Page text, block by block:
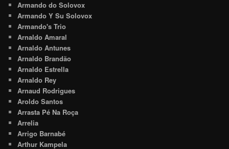
Armando do Solovox
Armando Y Su Solovox
Armando's Trio
Arnaldo Amaral
Arnaldo Antunes
Arnaldo Brandão
Arnaldo Estrella
Arnaldo Rey
Arnaud Rodrigues
Aroldo Santos
Arrasta Pé Na Roça
Arrelia
Arrigo Barnabé
Arthur Kampela